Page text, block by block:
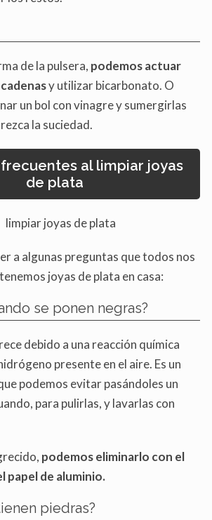
de la pulsera, podemos actuar
y utilizar bicarbonato. O
un bol con vinagre y sumergirlas
la suciedad.
al limpiar joyas
de plata
a algunas preguntas que todos nos
joyas de plata en casa:
se ponen negras?
debido a una reacción química
presente en el aire. Es un
podemos evitar pasándoles un
para pulirlas, y lavarlas con
podemos eliminarlo con el
papel de aluminio.
piedras?